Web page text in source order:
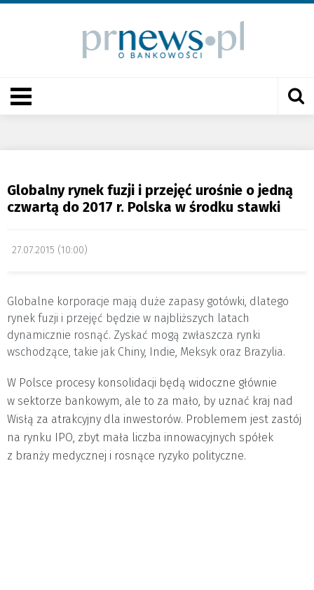
Globalny rynek fuzji i przejęć urośnie o jedną
czwartą do 2017 r. Polska w środku stawki
27.07.2015 (10:00)
Globalne korporacje mają duże zapasy gotówki, dlatego
rynek fuzji i przejęć będzie w najbliższych latach
dynamicznie rosnąć. Zyskać mogą zwłaszcza rynki
wschodzące, takie jak Chiny, Indie, Meksyk oraz Brazylia.
W Polsce procesy konsolidacji będą widoczne głównie
w sektorze bankowym, ale to za mało, by uznać kraj nad
Wisłą za atrakcyjny dla inwestorów. Problemem jest zastój
na rynku IPO, zbyt mała liczba innowacyjnych spółek
z branży medycznej i rosnące ryzyko polityczne.